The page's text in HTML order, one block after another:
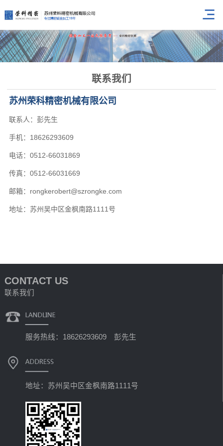
联系我们
苏州荣科精密机械有限公司
联系人：彭先生
手机：18626293609
电话：0512-66031869
传真：0512-66031669
邮箱：rongkerobert@szrongke.com
地址：苏州吴中区金枫南路1111号
CONTACT US
联系我们
服务热线：18626293609 彭先生
地址：苏州吴中区金枫南路1111号